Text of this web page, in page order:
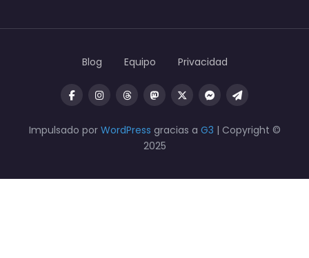
Blog Equipo Privacidad
Impulsado por WordPress gracias a G3 | Copyright ©
2025